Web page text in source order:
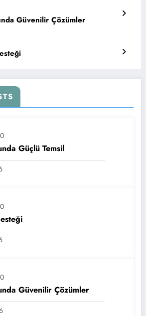
Güvenilir Çözümler
0
Güçlü Temsil
0
0
Güvenilir Çözümler